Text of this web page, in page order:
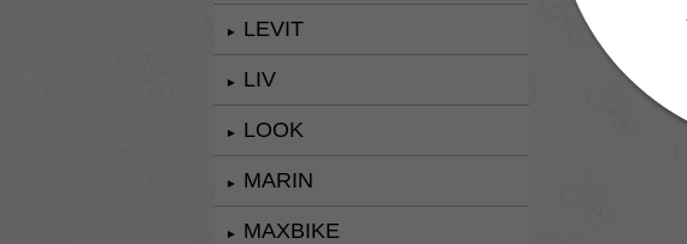
► LEVIT
► LIV
► LOOK
► MARIN
► MAXBIKE